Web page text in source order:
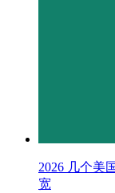
2026 几个美
宽